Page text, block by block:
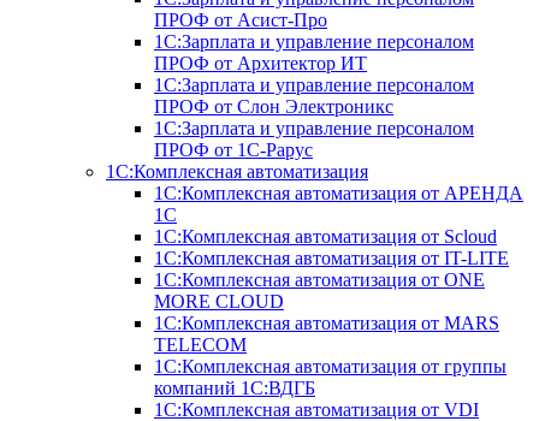
ПРОФ от Асист-Про
1С:Зарплата и управление персоналом
ПРОФ от Архитектор ИТ
1С:Зарплата и управление персоналом
ПРОФ от Слон Электроникс
1С:Зарплата и управление персоналом
ПРОФ от 1С-Рарус
1С:Комплексная автоматизация
1С:Комплексная автоматизация от АРЕНДА
1С
1С:Комплексная автоматизация от Scloud
1С:Комплексная автоматизация от IT-LITE
1С:Комплексная автоматизация от ONE
MORE CLOUD
1С:Комплексная автоматизация от MARS
TELECOM
1С:Комплексная автоматизация от группы
компаний 1С:ВДГБ
1С:Комплексная автоматизация от VDI